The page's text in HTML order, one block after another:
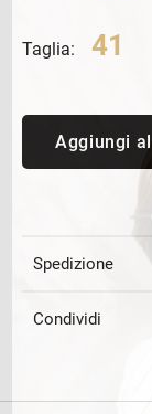
Taglia: 41
Aggiungi
Spedizione
Condividi